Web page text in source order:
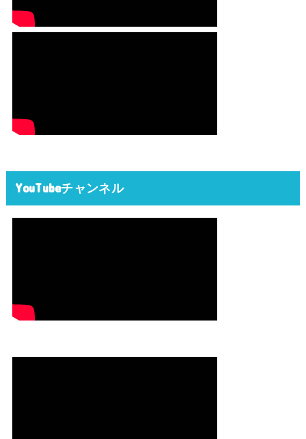
YouTubeチャンネル